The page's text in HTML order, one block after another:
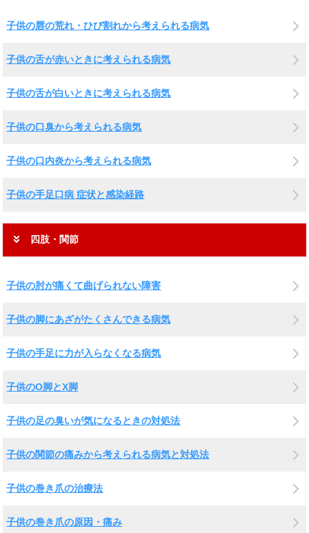
子供の唇の荒れ・ひび割れから考えられる病気
子供の舌が赤いときに考えられる病気
子供の舌が白いときに考えられる病気
子供の口臭から考えられる病気
子供の口内炎から考えられる病気
子供の手足口病 症状と感染経路
四肢・関節
子供の肘が痛くて曲げられない障害
子供の脚にあざがたくさんできる病気
子供の手足に力が入らなくなる病気
子供のO脚とX脚
子供の足の臭いが気になるときの対処法
子供の関節の痛みから考えられる病気と対処法
子供の巻き爪の治療法
子供の巻き爪の原因・痛み